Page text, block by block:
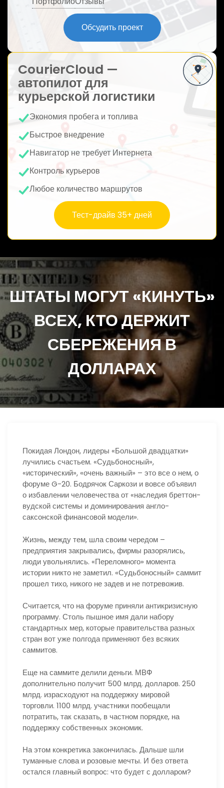
Обсудить проект
CourierCloud —
автопилот для
курьерской логистики
Экономия пробега и топлива
Быстрое внедрение
Навигатор не требует Интернета
Контроль курьеров
Любое количество маршрутов
Тест-драйв 35+ дней
ШТАТЫ МОГУТ «КИНУТЬ»
ВСЕХ, КТО ДЕРЖИТ
СБЕРЕЖЕНИЯ В
ДОЛЛАРАХ
Покидая Лондон, лидеры «Большой двадцатки»
лучились счастьем. «Судьбоносный»,
«исторический», «очень важный» – это все о нем, о
форуме G-20. Бодрячок Саркози и вовсе объявил
о избавлении человечества от «наследия бреттон-
вудской системы и доминирования англо-
саксонской финансовой модели».
Жизнь, между тем, шла своим чередом –
предприятия закрывались, фирмы разорялись,
люди увольнялись. «Переломного» момента
истории никто не заметил. «Судьбоносный» саммит
прошел тихо, никого не задев и не потревожив.
Считается, что на форуме приняли антикризисную
программу. Столь пышное имя дали набору
стандартных мер, которые правительства разных
стран вот уже полгода применяют без всяких
саммитов.
Еще на саммите делили деньги. МВФ
дополнительно получит 500 млрд. долларов. 250
млрд. израсходуют на поддержку мировой
торговли. 1100 млрд. участники пообещали
потратить, так сказать, в частном порядке, на
поддержку собственных экономик.
На этом конкретика закончилась. Дальше шли
туманные слова и розовые мечты. И без ответа
остался главный вопрос: что будет с долларом?